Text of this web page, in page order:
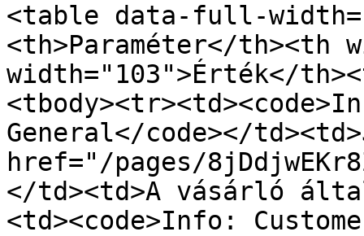
<table data-full-
<th>Paraméter</th><th
width="103">Érték</
General</code></
href="/pages/
</td><td>A vásárló
<td><code>Info: